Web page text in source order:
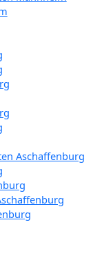
Aschaffenburg